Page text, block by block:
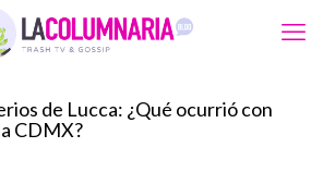
de Lucca: ¿Qué ocurrió con
CDMX?